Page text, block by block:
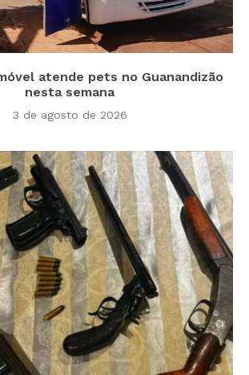
atende pets no Guanandizão
nesta semana
3 de agosto de 2026